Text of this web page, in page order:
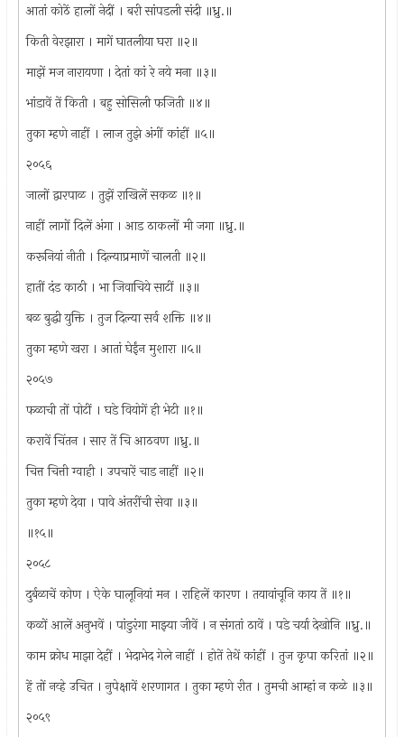
आतां कोठें हालों नेदीं । बरी सांपडली संदी ॥ध्रु.॥
किती वेरझारा । मागें घातलीया घरा ॥२॥
माझें मज नारायणा । देतां कां रे नये मना ॥३॥
भांडावें तें किती । बहु सोसिली फजिती ॥४॥
तुका म्हणे नाहीं । लाज तुझे अंगीं कांहीं ॥५॥
२०५६
जालों द्वारपाळ । तुझें राखिलें सकळ ॥१॥
नाहीं लागों दिलें अंगा । आड ठाकलों मी जगा ॥ध्रु.॥
करूनियां नीती । दिल्याप्रमाणें चालती ॥२॥
हातीं दंड काठी । भा जिवाचिये साटीं ॥३॥
बळ बुद्धी युक्ति । तुज दिल्या सर्व शक्ति ॥४॥
तुका म्हणे खरा । आतां घेईंन मुशारा ॥५॥
२०५७
फळाची तों पोटीं । घडे वियोगें ही भेटी ॥१॥
करावें चिंतन । सार तें चि आठवण ॥ध्रु.॥
चित्त चित्ती ग्वाही । उपचारें चाड नाहीं ॥२॥
तुका म्हणे देवा । पावे अंतरींची सेवा ॥३॥
॥१५॥
२०५८
दुर्बळाचें कोण । ऐके घालूनियां मन । राहिलें कारण । तयावांचूनि काय तें ॥१॥
कळों आलें अनुभवें । पांडुरंगा माझ्या जीवें । न संगतां ठावें । पडे चर्या देखोनि ॥ध्रु.॥
काम क्रोध माझा देहीं । भेदाभेद गेले नाहीं । होतें तेथें कांहीं । तुज कृपा करितां ॥२॥
हें तों नव्हे उचित । नुपेक्षावें शरणागत । तुका म्हणे रीत । तुमची आम्हां न कळे ॥३॥
२०५९